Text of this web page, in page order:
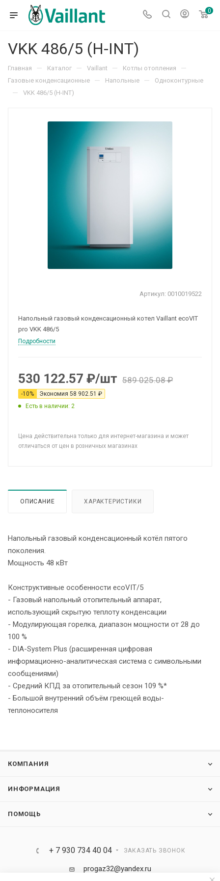
0
VKK 486/5 (H-INT)
Главная — Каталог — Vaillant — Котлы отопления —
Газовые конденсационные — Напольные — Одноконтурные
— VKK 486/5 (H-INT)
Артикул: 0010019522
Напольный газовый конденсационный котел Vaillant ecoVIT
pro VKK 486/5
Подробности
530 122.57 ₽/шт 589 025.08₽
-10% Экономия 58 902.51 ₽
Есть в наличии: 2
Цена действительна только для интернет-магазина и может
отличаться от цен в розничных магазинах
ОПИСАНИЕ ХАРАКТЕРИСТИКИ
Напольный газовый конденсационный котёл пятого
поколения.
Мощность 48 кВт
Конструктивные особенности ecoVIT/5
- Газовый напольный отопительный аппарат,
использующий скрытую теплоту конденсации
- Модулирующая горелка, диапазон мощности от 28 до
100 %
- DIA-System Plus (расширенная цифровая
информационно-аналитическая система с символьными
сообщениями)
- Средний КПД за отопительный сезон 109 %*
- Большой внутренний объём греющей воды-
теплоносителя
КОМПАНИЯ
ИНФОРМАЦИЯ
ПОМОЩЬ
+ 7 930 734 40 04 ЗАКАЗАТЬ ЗВОНОК
progaz32@yandex.ru